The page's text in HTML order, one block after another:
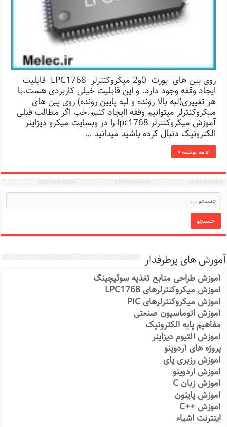
روی پین های پورت 0و2 میکروکنترلر LPC1768 قابلیت
ایجاد وقفه وجود دارد. و این قابلیت خیلی کاربردی هست.با
هر تغییری(لبه بالا رونده و لبه پایین رونده) روی پین های
میکروکنترلر میتوانیم وقفه اایجاد کنیم.خب اگر مطالب قبلی
آموزش میکروکنترلر lpc1768 را در وبسایت میکرو دیزاینر
الکترونیک دنبال کرده باشید میدانید …
ادامه نوشته »
آموزش های پرطرفدار
آموزش طراحی منابع تغذیه سوئیچینگ
آموزش میکروکنترلرهای LPC1768
آموزش میکروکنترلرهای PIC
آموزش اتوماسیون صنعتی
مفاهیم پایه الکترونیک
آموزش آلتیوم دیزاینر
پروژه های آردوینو
آموزش رزبری پای
آموزش آردوینو
آموزش زبان C
آموزش پایتون
آموزش ++C
اینترنت اشیاء